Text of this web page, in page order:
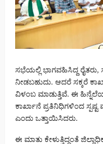
ಸಭೆಯಲ್ಲಿ ಭಾಗವಹಿಸಿದ್ದ
ನೀಡಬಹುದು. ಆದರೆ ಸಕ್ಕರೆ
ವಿಳಂಬ ಮಾಡುತ್ತಿವೆ. ಈ
ಕಾರ್ಖಾನೆ ಪ್ರತಿನಿಧಿಗಳಿಂದ
ಎಂದು ಒತ್ತಾಯಿಸಿದರು.
ಈ ಮಾತು ಕೇಳುತ್ತಿದ್ದಂತೆ